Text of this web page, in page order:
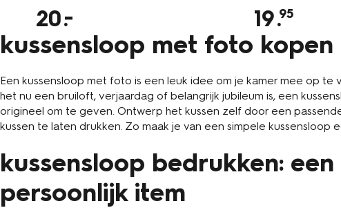
20 19.95
kussensloop met foto kopen
Een kussensloop met foto is een leuk idee om je kamer mee op
het nu een bruiloft, verjaardag of belangrijk jubileum is, een
origineel om te geven. Ontwerp het kussen zelf door een
kussen te laten drukken. Zo maak je van een simpele kussensloop
kussensloop bedrukken:
persoonlijk item